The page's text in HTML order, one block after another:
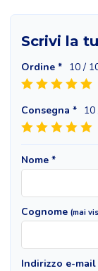
Scrivi la
Ordine * 10 /
Consegna * 10
Nome *
Cognome (mai
Indirizzo e-mail